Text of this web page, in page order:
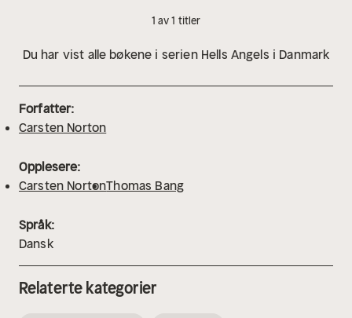
1 av 1 titler
Du har vist alle bøkene i serien Hells Angels i Danmark
Forfatter:
Carsten Norton
Opplesere:
Carsten NortonThomas Bang
Språk:
Dansk
Relaterte kategorier